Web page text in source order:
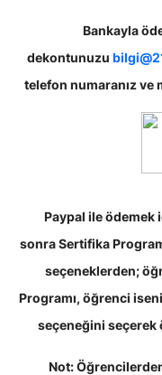
Bankayla
dekontunuzu
telefon numaranız
Paypal ile ödemek
sonra Sertifika
seçeneklerden;
Programı, öğrenci
seçeneğini
Not: